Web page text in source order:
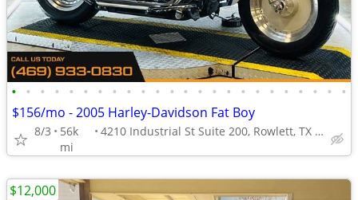
• • • • • • • • • • • • • • • • • • • • • • • •
$156/mo - 2005 Harley-Davidson Fat Boy
8/3
56k
mi
4210 Industrial St Suite 200, Rowlett, TX 75088
$12,000